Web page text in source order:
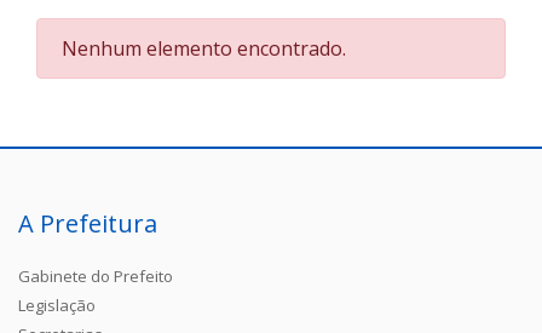
Nenhum elemento encontrado.
A Prefeitura
Gabinete do Prefeito
Legislação